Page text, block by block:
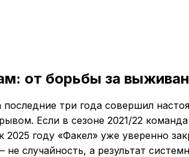
от борьбы за
три года совершил
Если в сезоне 2021/22
году «Факел» уже уверенно
случайность, а результат